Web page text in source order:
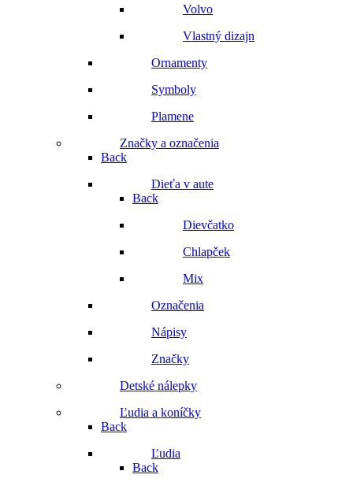
Volvo
Vlastný dizajn
Ornamenty
Symboly
Plamene
Značky a označenia
Back
Dieťa v aute
Back
Dievčatko
Chlapček
Mix
Označenia
Nápisy
Značky
Detské nálepky
Ľudia a koníčky
Back
Ľudia
Back